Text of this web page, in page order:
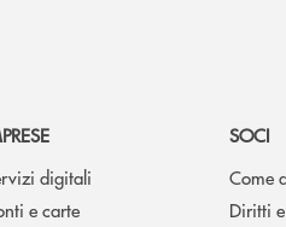
digitali
e carte
SOCI
Come
Diritti